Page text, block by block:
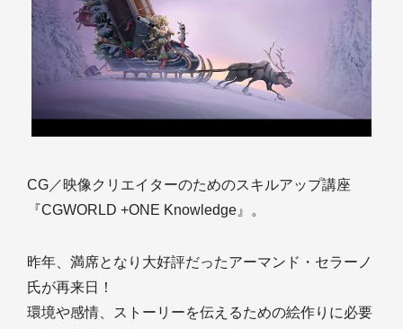
CG／映像クリエイターのためのスキルアップ講座
『CGWORLD +ONE Knowledge』。
昨年、満席となり大好評だったアーマンド・セラーノ
氏が再来日！
環境や感情、ストーリーを伝えるための絵作りに必要